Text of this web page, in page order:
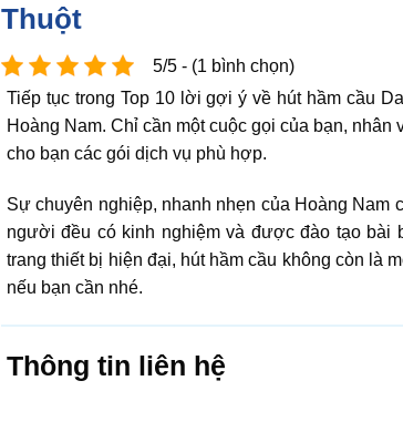
Thuột
5/5 - (1 bình chọn)
Tiếp tục trong Top 10 lời gợi ý về hút hầm cầu
Hoàng Nam. Chỉ cần một cuộc gọi của bạn,
cho bạn các gói dịch vụ phù hợp.
Sự chuyên nghiệp, nhanh nhẹn của Hoàng Nam
người đều có kinh nghiệm và được đào tạo bài
trang thiết bị hiện đại, hút hầm cầu không còn là
nếu bạn cần nhé.
Thông tin liên hệ